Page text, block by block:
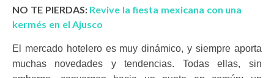
NO TE PIERDAS: Revive la fiesta mexicana con una
kermés en el Ajusco
El mercado hotelero es muy dinámico, y siempre aporta
muchas novedades y tendencias. Todas ellas, sin